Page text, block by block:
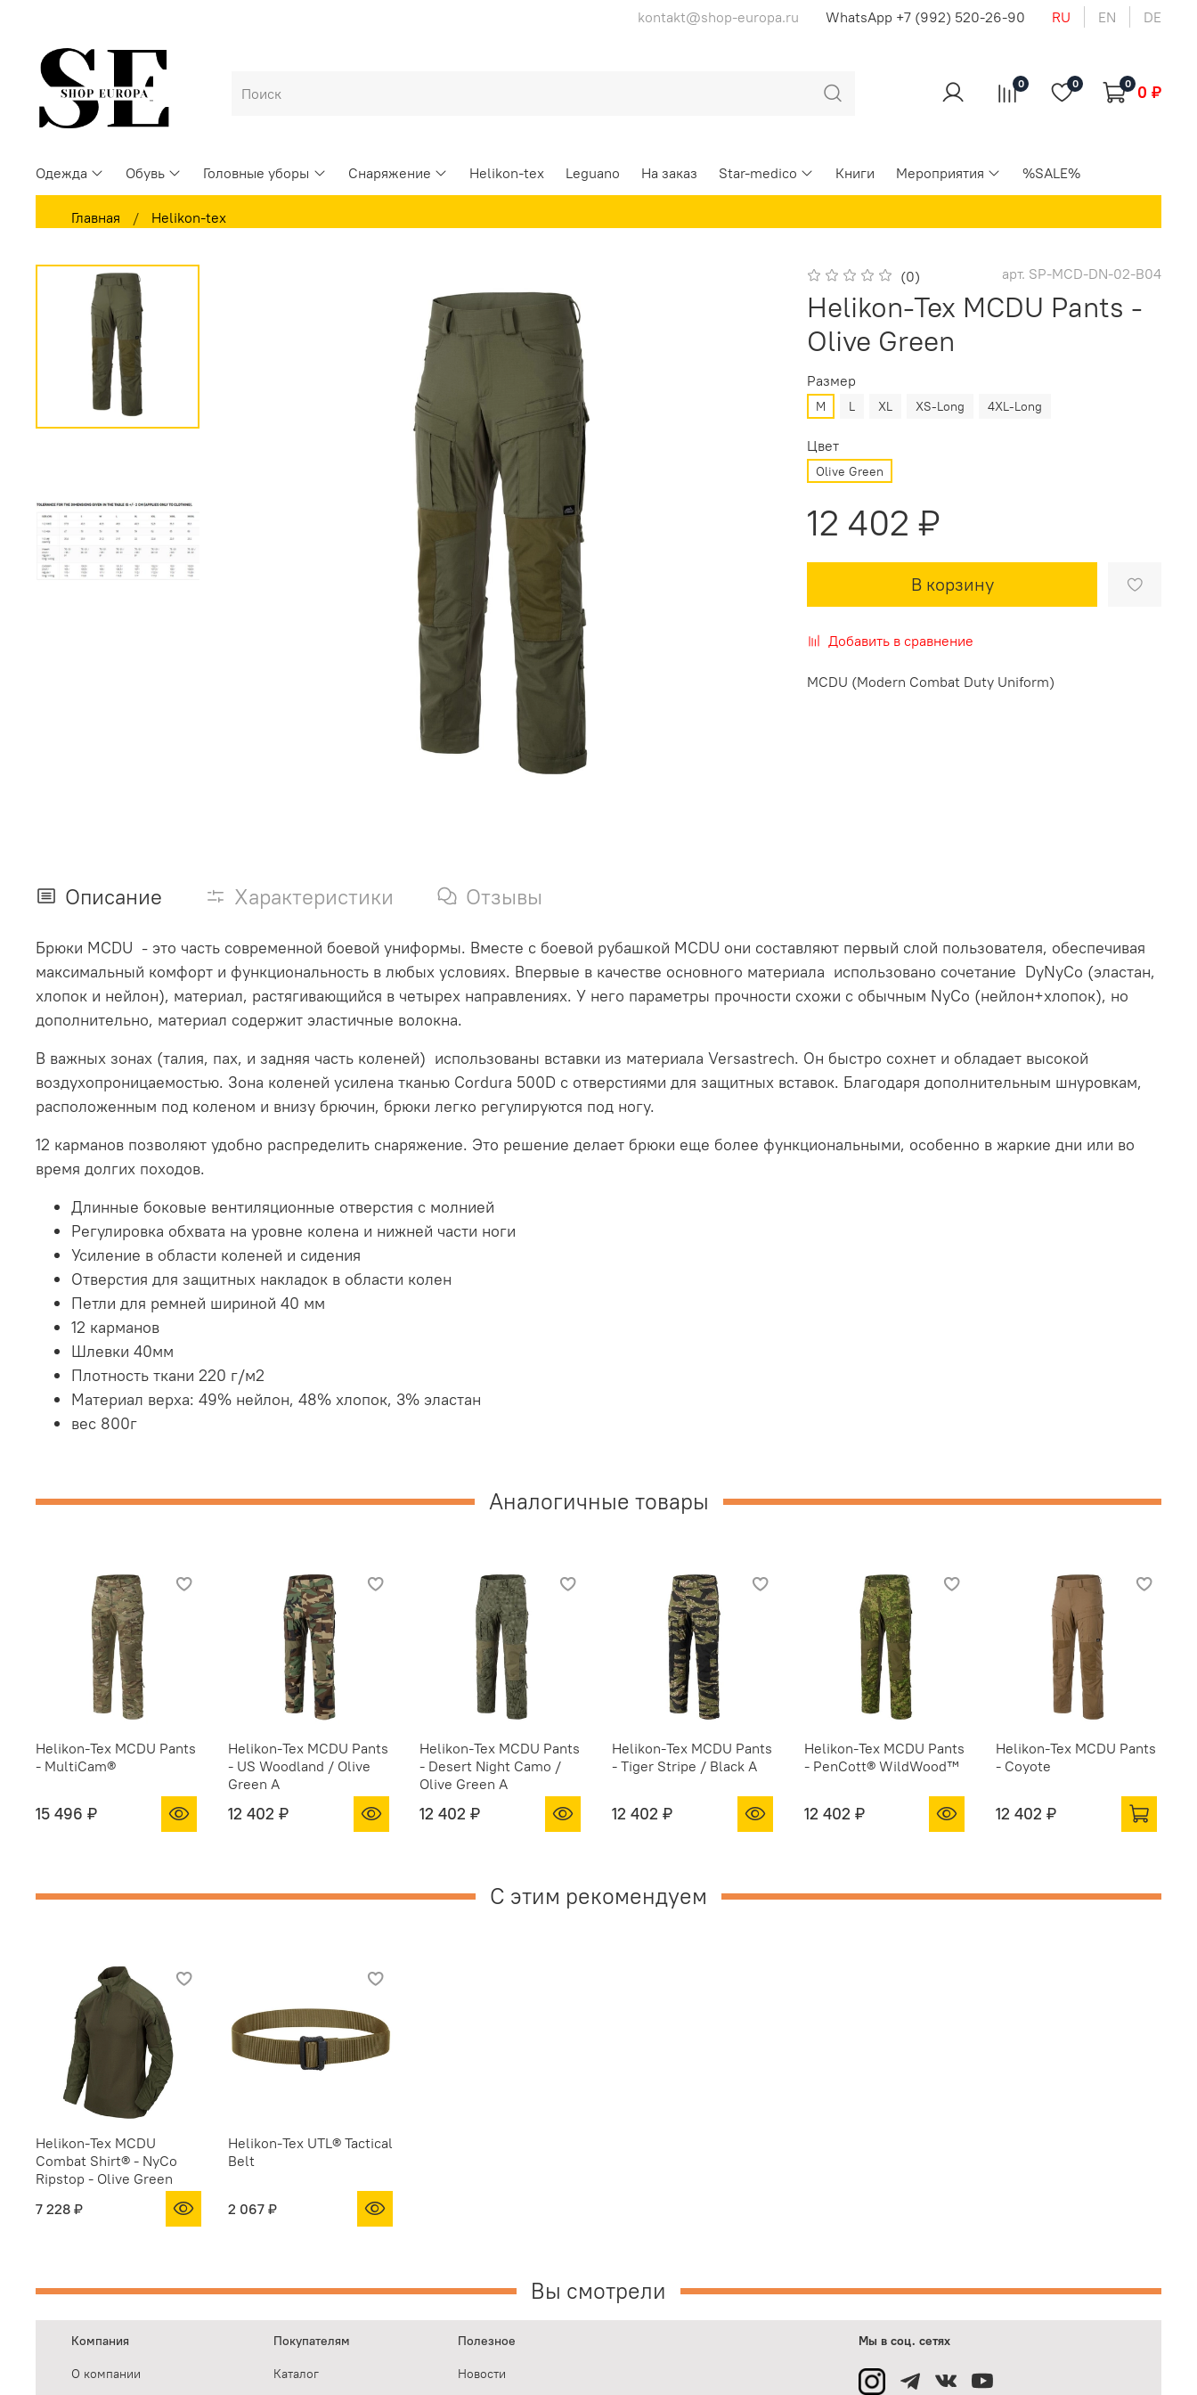
kontakt@shop-europa.ru WhatsApp +7 (992) 520-26-90 RU EN DE
0 0 0 0 ₽
Одежда Обувь Головные уборы Снаряжение Helikon-tex Leguano На заказ Star-medico Книги Мероприятия %SALE%
Главная Helikon-tex
(0) арт. SP-MCD-DN-02-B04
Helikon-Tex MCDU Pants -
Olive Green
Размер
M L XL XS-Long 4XL-Long
Цвет
Olive Green
12 402 ₽
В корзину
Добавить в сравнение
MCDU (Modern Combat Duty Uniform)
Описание Характеристики Отзывы
Брюки MCDU - это часть современной боевой униформы. Вместе с боевой рубашкой MCDU они составляют первый слой пользователя, обеспечивая
максимальный комфорт и функциональность в любых условиях. Впервые в качестве основного материала использовано сочетание DyNyCo (эластан,
хлопок и нейлон), материал, растягивающийся в четырех направлениях. У него параметры прочности схожи с обычным NyCo (нейлон+хлопок), но
дополнительно, материал содержит эластичные волокна.
В важных зонах (талия, пах, и задняя часть коленей) использованы вставки из материала Versastrech. Он быстро сохнет и обладает высокой
воздухопроницаемостью. Зона коленей усилена тканью Cordura 500D с отверстиями для защитных вставок. Благодаря дополнительным шнуровкам,
расположенным под коленом и внизу брючин, брюки легко регулируются под ногу.
12 карманов позволяют удобно распределить снаряжение. Это решение делает брюки еще более функциональными, особенно в жаркие дни или во
время долгих походов.
Длинные боковые вентиляционные отверстия с молнией
Регулировка обхвата на уровне колена и нижней части ноги
Усиление в области коленей и сидения
Отверстия для защитных накладок в области колен
Петли для ремней шириной 40 мм
12 карманов
Шлевки 40мм
Плотность ткани 220 г/м2
Материал верха: 49% нейлон, 48% хлопок, 3% эластан
вес 800г
Аналогичные товары
Helikon-Tex MCDU Pants
- MultiCam®
15 496 ₽
Helikon-Tex MCDU Pants
- US Woodland / Olive
Green A
12 402 ₽
Helikon-Tex MCDU Pants
- Desert Night Camo /
Olive Green A
12 402 ₽
Helikon-Tex MCDU Pants
- Tiger Stripe / Black A
12 402 ₽
Helikon-Tex MCDU Pants
- PenCott® WildWood™
12 402 ₽
Helikon-Tex MCDU Pants
- Coyote
12 402 ₽
С этим рекомендуем
Helikon-Tex MCDU
Combat Shirt® - NyCo
Ripstop - Olive Green
7 228 ₽
Helikon-Tex UTL® Tactical
Belt
2 067 ₽
Вы смотрели
Компания
О компании
Покупателям
Каталог
Полезное
Новости
Мы в соц. сетях